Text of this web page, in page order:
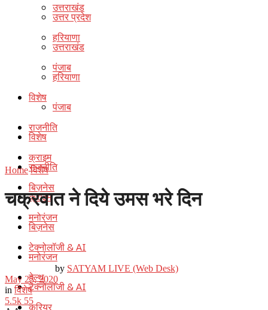
उत्तराखंड
हरियाणा
पंजाब
विशेष
राजनीति
क्राइम
बिज़नेस
मनोरंजन
टेक्नोलॉजी & AI
हेल्थ
करियर
उत्तर प्रदेश
उत्तराखंड
हरियाणा
पंजाब
विशेष
राजनीति
क्राइम
बिज़नेस
मनोरंजन
टेक्नोलॉजी & AI
Home विशेष
चक्रवात ने दिये उमस भरे दिन
by SATYAM LIVE (Web Desk)
May 23, 2020
in विशेष
5.5k 55